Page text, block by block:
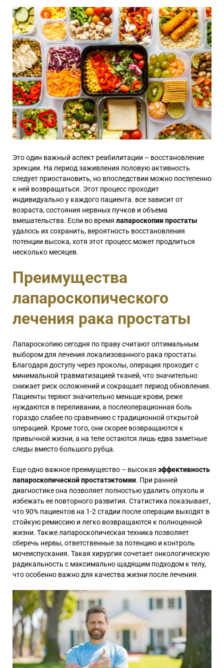
Это один важный аспект реабилитации – восстановление
эрекции. На период заживления половую активность
следует приостановить, но впоследствии можно постепенно
к ней возвращаться. Этот процесс проходит
индивидуально у каждого пациента. все зависит от
возраста, состояния нервных пучков и объема
вмешательства. Если во время лапароскопии простаты
удалось их сохранить, вероятность восстановления
потенции высока, хотя этот процесс может продлиться
несколько месяцев.
Преимущества
лапароскопического
лечения рака простаты
Лапароскопию сегодня по праву считают оптимальным
выбором для лечения локализованного рака простаты.
Благодаря доступу через проколы, операция проходит с
минимальной травматизацией тканей, что значительно
снижает риск осложнений и сокращает период обновления.
Пациенты теряют значительно меньше крови, реже
нуждаются в переливании, а послеоперационная боль
гораздо слабее по сравнению с традиционной открытой
операцией. Кроме того, они скорее возвращаются к
привычной жизни, а на теле остаются лишь едва заметные
следы вместо большого рубца.
Еще одно важное преимущество – высокая эффективность
лапароскопической простатэктомии. При ранней
диагностике она позволяет полностью удалить опухоль и
избежать ее повторного развития. Статистика показывает,
что 90% пациентов на 1-2 стадии после операции выходят в
стойкую ремиссию и легко возвращаются к полноценной
жизни. Также лапароскопическая техника позволяет
сберечь нервы, ответственные за потенцию и контроль
мочеиспускания. Такая хирургия сочетает онкологическую
радикальность с максимально щадящим подходом к телу,
что особенно важно для качества жизни после лечения.